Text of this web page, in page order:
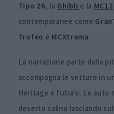
Tipo 26, la Ghibli e la MC12
contemporanee come
Trofeo e MCXtrema.
La narrazione parte dalla
accompagna le vetture in
Heritage e futuro. Le auto
deserto salino lasciando